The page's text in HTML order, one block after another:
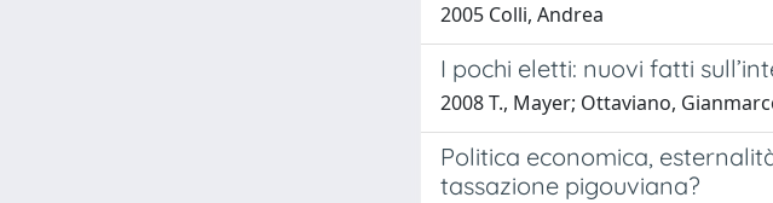
2005 Colli, Andrea
I pochi eletti: nuovi fatti
2008 T., Mayer; Ottaviano,
Politica economica,
tassazione pigouviana?